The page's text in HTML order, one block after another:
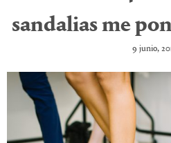
sandalias me
9 junio,